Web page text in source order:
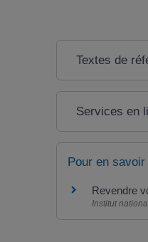
Textes de
Services en
Pour en savoir
Revendre
Institut